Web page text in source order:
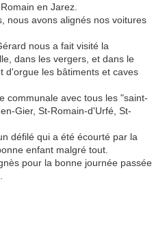
en Jarez.
nous avons alignés nos voitures
nous a fait visité la
dans les vergers, et dans le
d'orgue les bâtiments et caves
communale avec tous les "saint-
Gier, St-Romain-d'Urfé, St-
défilé qui a été écourté par la
enfant malgré tout.
pour la bonne journée passée